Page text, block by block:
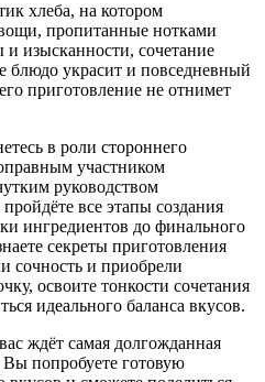
хлеба, на котором
пропитанные нотками
изысканности, сочетание
блюдо украсит и повседневный
приготовление не отнимет
в роли стороннего
участником
руководством
все этапы создания
ингредиентов до финального
секреты приготовления
сочность и приобрели
освоите тонкости сочетания
идеального баланса вкусов.
ждёт самая долгожданная
Вы попробуете готовую